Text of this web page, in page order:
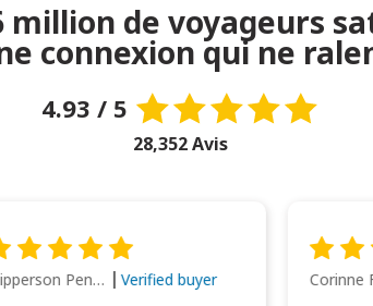
million de voyageurs
connexion qui ne
4.93 / 5
28,352 Avis
Clipperson Penilla Verified buyer Corinne